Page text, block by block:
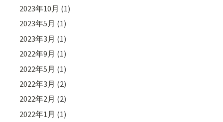
2023年10月 (1)
2023年5月 (1)
2023年3月 (1)
2022年9月 (1)
2022年5月 (1)
2022年3月 (2)
2022年2月 (2)
2022年1月 (1)